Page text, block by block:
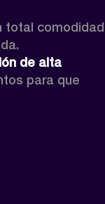
total comodidad
de alta
para que